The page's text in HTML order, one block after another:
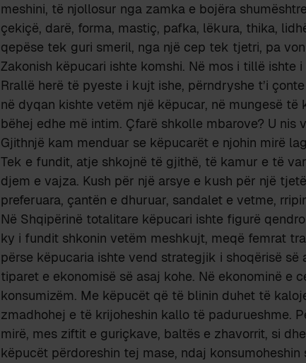
meshini, të njollosur nga zamka e bojëra
çekiçë, darë, forma, mastiç, pafka, lëkura, thika,
qepëse tek guri smeril, nga një cep tek tjetri, pa
Zakonish këpucari ishte komshi. Në mos i tillë ishte
Rrallë herë të pyeste i kujt ishe, përndryshe t’i
në dyqan kishte vetëm një këpucar, në mungesë
bëhej edhe më intim. Çfarë shkolle mbarove? U nis
Gjithnjë kam menduar se këpucarët e njohin mirë
Tek e fundit, atje shkojnë të gjithë, të kamur e të
djem e vajza. Kush për një arsye e kush për një
preferuara, çantën e dhuruar, sandalet e vetme,
Në Shqipërinë totalitare këpucari ishte figurë
ky i fundit shkonin vetëm meshkujt, meqë femrat
përse këpucaria ishte vend strategjik i shoqërisë së
tiparet e ekonomisë së asaj kohe. Në ekonominë e
konsumizëm. Me këpucët që të blinin duhet të
zmadhohej e të krijoheshin kallo të padurueshme.
mirë, mes ziftit e guriçkave, baltës e zhavorrit, si
këpucët përdoreshin tej mase, ndaj konsumoheshin